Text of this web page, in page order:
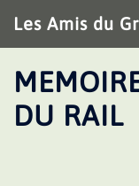
au
contenu
Les Amis du
DU RAIL